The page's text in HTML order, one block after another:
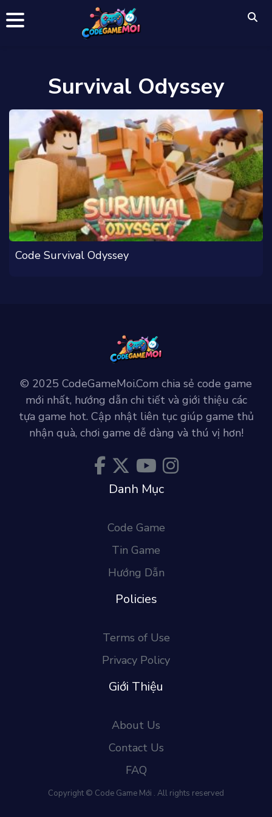
Survival Odyssey
Code Survival Odyssey
© 2025 CodeGameMoi.Com chia sẻ code game
mới nhất, hướng dẫn chi tiết và giới thiệu các
tựa game hot. Cập nhật liên tục giúp game thủ
nhận quà, chơi game dễ dàng và thú vị hơn!
Danh Mục
Code Game
Tin Game
Hướng Dẫn
Policies
Terms of Use
Privacy Policy
Giới Thiệu
About Us
Contact Us
FAQ
Copyright © Code Game Mới . All rights reserved